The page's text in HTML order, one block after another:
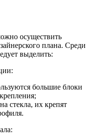
осуществить
плана. Среди
выделить:
большие блоки
стекла, их крепят